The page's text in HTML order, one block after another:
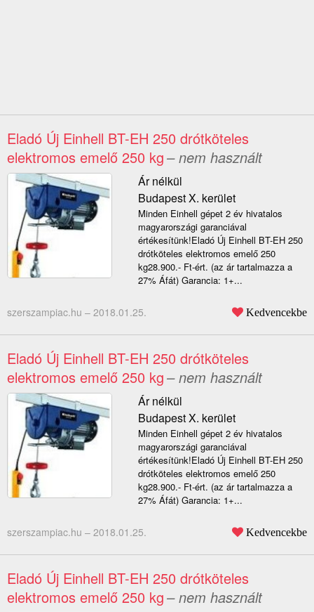
Eladó Új Einhell BT-EH 250 drótköteles
elektromos emelő 250 kg– nem használt
Ár nélkül
Budapest X. kerület
Minden Einhell gépet 2 év hivatalos
magyarországi garanciával
értékesítünk!Eladó Új Einhell BT-EH 250
drótköteles elektromos emelő 250
kg28.900.- Ft-ért. (az ár tartalmazza a
27% Áfát) Garancia: 1+...
szerszampiac.hu – 2018.01.25. Kedvencekbe
Eladó Új Einhell BT-EH 250 drótköteles
elektromos emelő 250 kg– nem használt
Ár nélkül
Budapest X. kerület
Minden Einhell gépet 2 év hivatalos
magyarországi garanciával
értékesítünk!Eladó Új Einhell BT-EH 250
drótköteles elektromos emelő 250
kg28.900.- Ft-ért. (az ár tartalmazza a
27% Áfát) Garancia: 1+...
szerszampiac.hu – 2018.01.25. Kedvencekbe
Eladó Új Einhell BT-EH 250 drótköteles
elektromos emelő 250 kg– nem használt